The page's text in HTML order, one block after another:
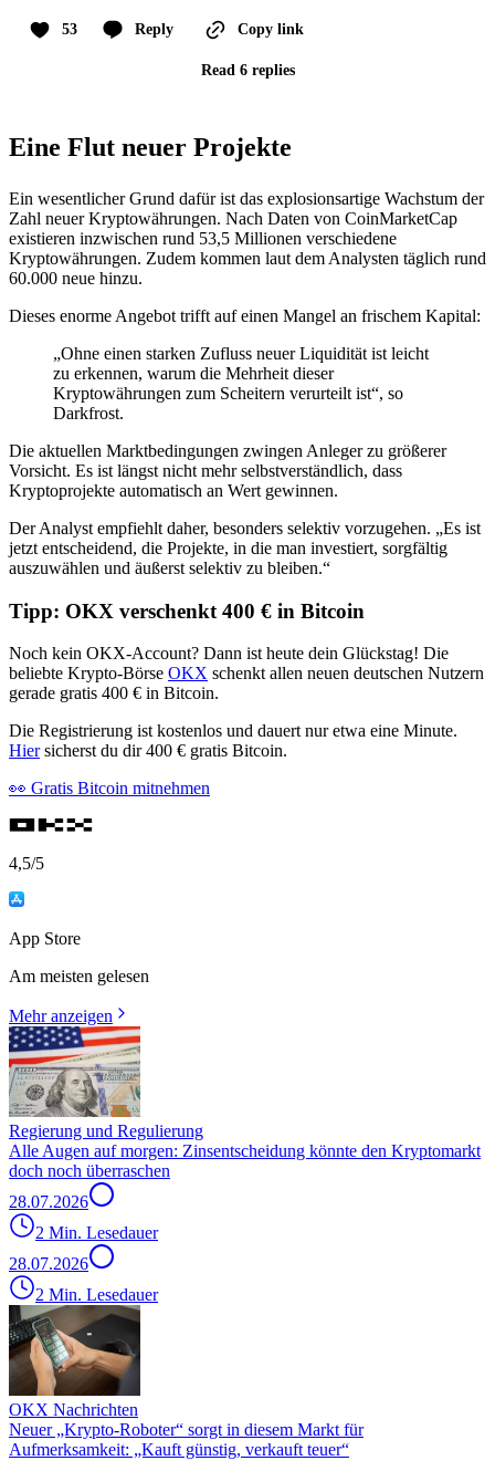
53 Reply Copy link
Read 6 replies
Eine Flut neuer Projekte
Ein wesentlicher Grund dafür ist das explosionsartige Wachstum der
Zahl neuer Kryptowährungen. Nach Daten von CoinMarketCap
existieren inzwischen rund 53,5 Millionen verschiedene
Kryptowährungen. Zudem kommen laut dem Analysten täglich rund
60.000 neue hinzu.
Dieses enorme Angebot trifft auf einen Mangel an frischem Kapital:
„Ohne einen starken Zufluss neuer Liquidität ist leicht
zu erkennen, warum die Mehrheit dieser
Kryptowährungen zum Scheitern verurteilt ist“, so
Darkfrost.
Die aktuellen Marktbedingungen zwingen Anleger zu größerer
Vorsicht. Es ist längst nicht mehr selbstverständlich, dass
Kryptoprojekte automatisch an Wert gewinnen.
Der Analyst empfiehlt daher, besonders selektiv vorzugehen. „Es ist
jetzt entscheidend, die Projekte, in die man investiert, sorgfältig
auszuwählen und äußerst selektiv zu bleiben.“
Tipp: OKX verschenkt 400 € in Bitcoin
Noch kein OKX-Account? Dann ist heute dein Glückstag! Die
beliebte Krypto-Börse OKX schenkt allen neuen deutschen Nutzern
gerade gratis 400 € in Bitcoin.
Die Registrierung ist kostenlos und dauert nur etwa eine Minute.
Hiersicherst du dir 400 € gratis Bitcoin.
👀 Gratis Bitcoin mitnehmen
4,5/5
App Store
Am meisten gelesen
Mehr anzeigen
Regierung und Regulierung
Alle Augen auf morgen: Zinsentscheidung könnte den Kryptomarkt
doch noch überraschen
28.07.2026
2 Min. Lesedauer
28.07.2026
2 Min. Lesedauer
OKX Nachrichten
Neuer „Krypto-Roboter“ sorgt in diesem Markt für
Aufmerksamkeit: „Kauft günstig, verkauft teuer“